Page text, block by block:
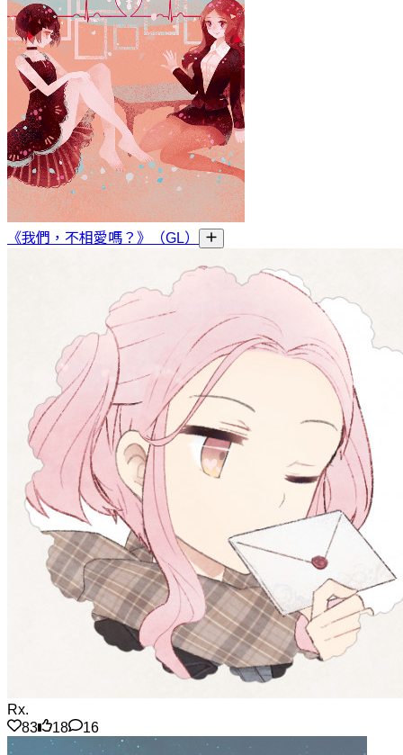
《我們，不相愛嗎？》（GL）
Rx.
83
18 16